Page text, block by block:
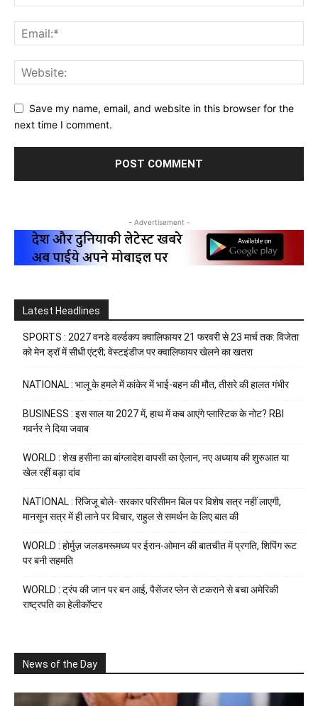
Save my name, email, and website in this browser for the
next time I comment.
- Advertisement -
Latest Headlines
SPORTS : 2027 वनडे वर्ल्डकप क्वालिफायर 21 फरवरी से 23 मार्च तक: विजेता
को मेन ड्रॉ में सीधी एंट्री; वेस्टइंडीज पर क्वालिफायर खेलने का खतरा
NATIONAL : भालू के हमले में कांकेर में भाई-बहन की मौत, तीसरे की हालत गंभीर
BUSINESS : इस साल या 2027 में, हाथ में कब आएंगे प्लास्टिक के नोट? RBI
गवर्नर ने दिया जवाब
WORLD : शेख हसीना का बांग्लादेश वापसी का ऐलान, नए अध्याय की शुरुआत या
खेल रहीं बड़ा दांव
NATIONAL : रिजिजू बोले- सरकार परिसीमन बिल पर विशेष सत्र नहीं लाएगी,
मानसून सत्र में ही लाने पर विचार, राहुल से समर्थन के लिए बात की
WORLD : होर्मुज़ जलडमरूमध्य पर ईरान-ओमान की बातचीत में प्रगति, शिपिंग रूट
पर बनी सहमति
WORLD : ट्रंप की जान पर बन आई, पैसेंजर प्लेन से टकराने से बचा अमेरिकी
राष्ट्रपति का हेलीकॉप्टर
News of the Day